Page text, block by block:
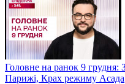
Головне на ранок 9 грудня:
Парижі, Крах режиму Асада